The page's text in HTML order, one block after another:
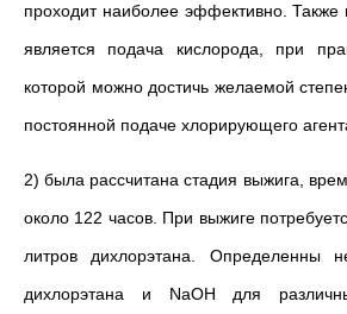
проходит наиболее эффективно.
является подача кислорода, при
которой можно достичь желаемой
постоянной подаче хлорирующего
2) была рассчитана стадия выжига,
около 122 часов. При выжиге
литров дихлорэтана. Определенны
дихлорэтана и NaOH для